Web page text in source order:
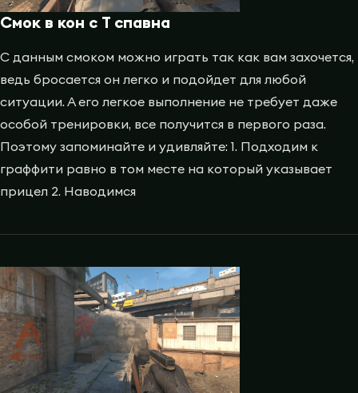
Смок в кон с T спавна
С данным смоком можно играть так как вам захочется,
ведь бросается он легко и подойдет для любой
ситуации. А его легкое выполнение не требует даже
особой тренировки, все получится в первого раза.
Поэтому запоминайте и удивляйте: 1. Подходим к
граффити равно в том месте на который указывает
прицел 2. Наводимся